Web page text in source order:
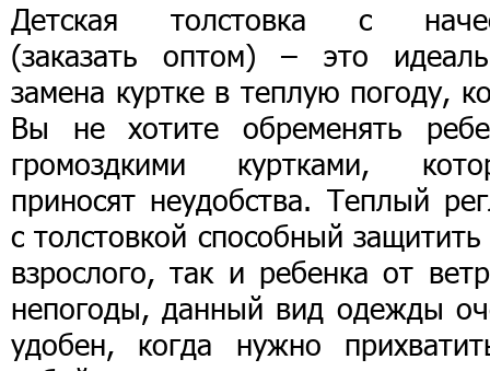
Детская толстовка с
(заказать оптом) – это
замена куртке в теплую погоду,
Вы не хотите обременять
громоздкими куртками,
приносят неудобства. Теплый
с толстовкой способный защитить
взрослого, так и ребенка от
непогоды, данный вид одежды
удобен, когда нужно